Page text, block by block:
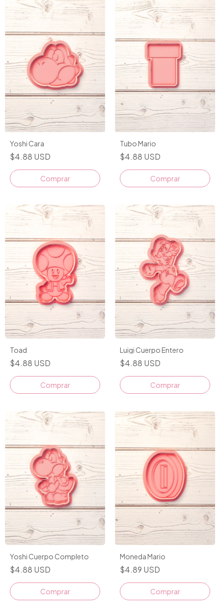
Yoshi Cara
$4.88 USD
Comprar
Tubo Mario
$4.88 USD
Comprar
Toad
$4.88 USD
Comprar
Luigi Cuerpo Entero
$4.88 USD
Comprar
Yoshi Cuerpo Completo
$4.88 USD
Comprar
Moneda Mario
$4.89 USD
Comprar